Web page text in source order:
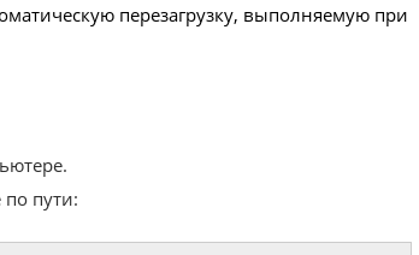
перезагрузку, выполняемую при
по пути: